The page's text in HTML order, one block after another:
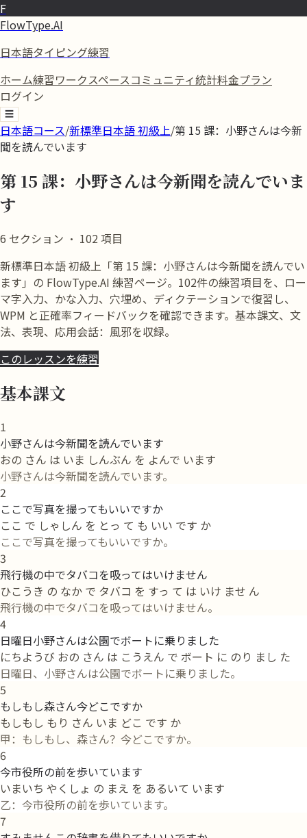
F
FlowType.AI
日本語タイピング練習
ホーム練習ワークスペースコミュニティ統計料金プラン
ログイン
☰
日本語コース/新標準日本語 初級上/第 15 課：小野さんは今新
聞を読んでいます
第 15 課：小野さんは今新聞を読んでいま
す
6 セクション · 102項目
新標準日本語 初級上「第 15 課：小野さんは今新聞を読んでい
ます」の FlowType.AI 練習ページ。102件の練習項目を、ロー
マ字入力、かな入力、穴埋め、ディクテーションで復習し、
WPM と正確率フィードバックを確認できます。基本課文、文
法、表現、応用会話：風邪を収録。
このレッスンを練習
基本課文
1
小野さんは今新聞を読んでいます
おの さん は いま しんぶん を よんで います
小野さんは今新聞を読んでいます。
2
ここで写真を撮ってもいいですか
ここ で しゃしん を とっ て も いい です か
ここで写真を撮ってもいいですか。
3
飛行機の中でタバコを吸ってはいけません
ひこうき の なか で タバコ を すっ て は いけ ませ ん
飛行機の中でタバコを吸ってはいけません。
4
日曜日小野さんは公園でボートに乗りました
にちようび おの さん は こうえん で ボート に のり まし た
日曜日、小野さんは公園でボートに乗りました。
5
もしもし森さん今どこですか
もしもし もり さん いま どこ です か
甲：もしもし、森さん？今どこですか。
6
今市役所の前を歩いています
いまいち やくしょ の まえ を あるいて います
乙：今市役所の前を歩いています。
7